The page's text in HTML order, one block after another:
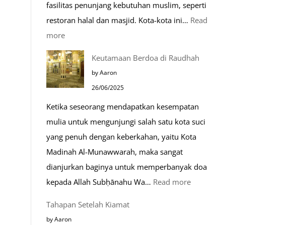
fasilitas penunjang kebutuhan muslim, seperti
restoran halal dan masjid. Kota-kota ini… Read
more:
10
Kota
Ramah
di
Eropa
Keutamaan Berdoa di Raudhah
by Aaron
26/06/2025
Ketika seseorang mendapatkan kesempatan
mulia untuk mengunjungi salah satu kota suci
yang penuh dengan keberkahan, yaitu Kota
Madinah Al-Munawwarah, maka sangat
dianjurkan baginya untuk memperbanyak doa
kepada Allah Subḥānahu Wa… Read more:
Tahapan Setelah Kiamat
by Aaron